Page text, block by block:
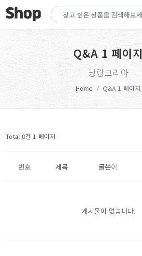
Q&A 1 페이지
낭랑코리아
Home Q&A 1 페이지
Total 0건 1 페이지
번호 제목 글쓴이
게시물이 없습니다.